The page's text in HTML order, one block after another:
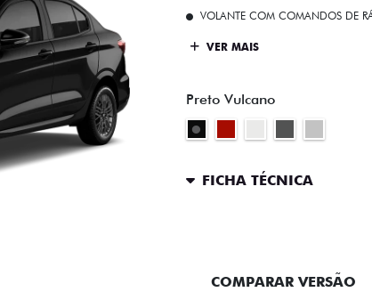
VOLANTE COM COMANDOS DE
VER MAIS
Preto Vulcano
FICHA TÉCNICA
COMPARAR VERSÃO